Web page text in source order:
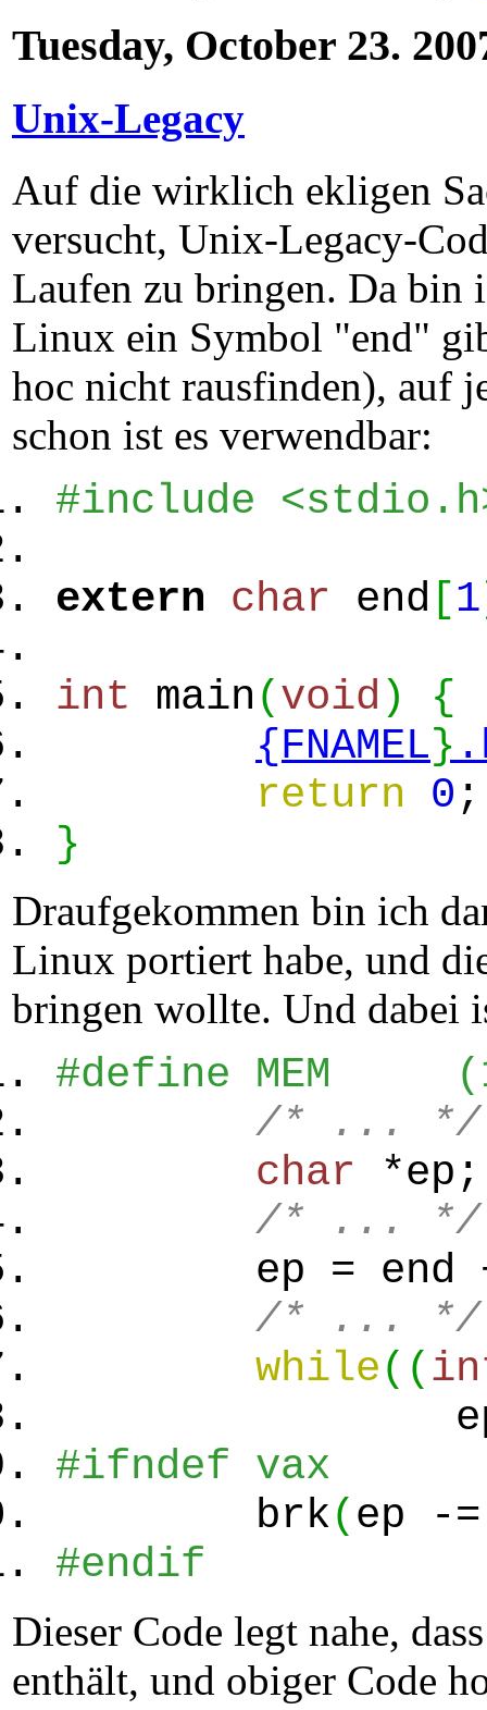
Tuesday, October 23.
Unix-Legacy
Auf die wirklich ekligen
versucht, Unix-Legacy-
Laufen zu bringen. Da bin
Linux ein Symbol "end"
hoc nicht rausfinden), auf
schon ist es verwendbar:
#include
extern char end [1
int main (void )
{
{FNAMEL}
return
0 ;
}
Draufgekommen bin ich
Linux portiert habe, und
bringen wollte. Und dabei
#define MEM
/* ... */
char *ep;
/* ... */
ep = end +
/* ... */
while( (
ep -
#ifndef vax
brk( ep -
#endif
Dieser Code legt nahe,
enthält, und obiger Code